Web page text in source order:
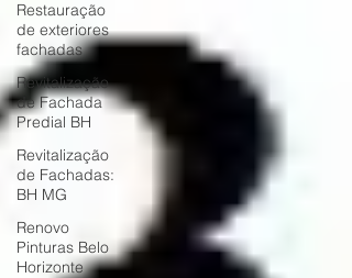
Restauração
de exteriores
fachadas
Revitalização
de Fachada
Predial BH
Revitalização
de Fachadas:
BH MG
Renovo
Pinturas Belo
Horizonte